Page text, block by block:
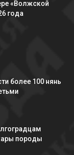
«Волжской
года
более 100 нянь
породы